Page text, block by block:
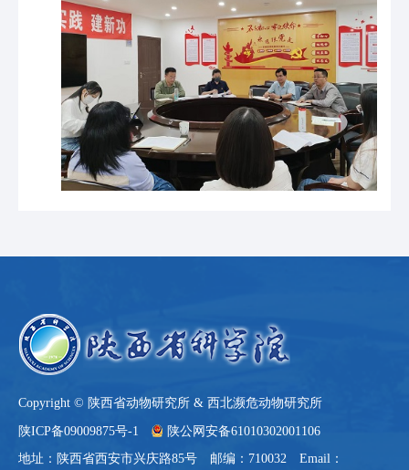
Copyright © 陕西省动物研究所 & 西北濒危动物研究所
陕ICP备09009875号-1
陕公网安备61010302001106
地址：陕西省西安市兴庆路85号 邮编：710032 Email：